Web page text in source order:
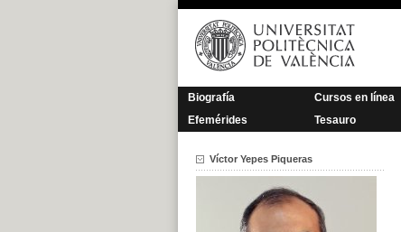
Saltar
contenido
Biografía Cursos en línea
Efemérides
Tesauro
Víctor Yepes Piqueras